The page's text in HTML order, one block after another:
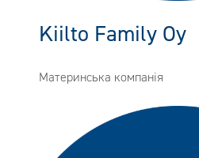
Kiilto Family Oy
Материнська компанія